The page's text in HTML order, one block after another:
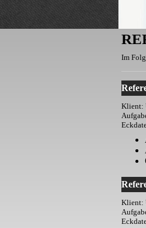
Im
Klient:
Klient: